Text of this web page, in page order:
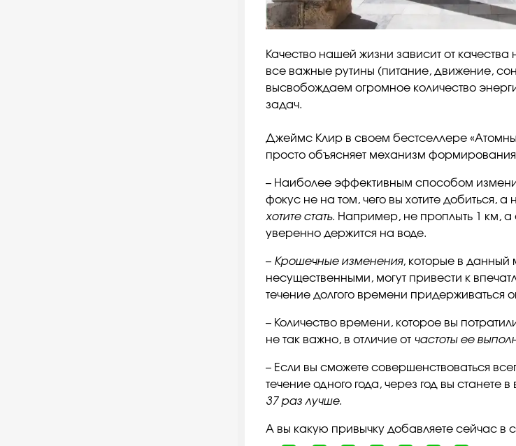
Качество нашей жизни зависит от
все важные рутины (питание, движение,
высвобождаем огромное количество
задач.
Джеймс Клир в своем бестселлере
просто объясняет механизм
– Наиболее эффективным способом
фокус не на том, чего вы хотите добиться, а
хотите стать. Например, не проплыть 1 км, а
уверенно держится на воде.
– Крошечные изменения, которые в данный
несущественными, могут привести к
течение долгого времени придерживаться
– Количество времени, которое вы
не так важно, в отличие от частоты ее
– Если вы сможете совершенствоваться
течение одного года, через год вы
37 раз лучше.
А вы какую привычку добавляете сейчас в